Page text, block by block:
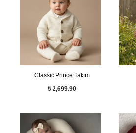
Classic Prince Takım
₺ 2,699.90